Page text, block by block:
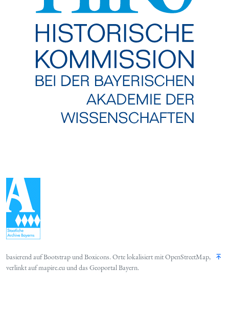
basierend aufBootstrapundBoxicons. Orte lokalisiert mitOpenStreetMap,
verlinkt aufmapire.euund das Geoportal Bayern.